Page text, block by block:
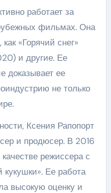
работает за
фильмах. Она
«Горячий снег»
и другие. Ее
доказывает ее
не только
Ксения Рапопорт
и продюсер. В 2016
режиссера с
Ее работа
высокую оценку и